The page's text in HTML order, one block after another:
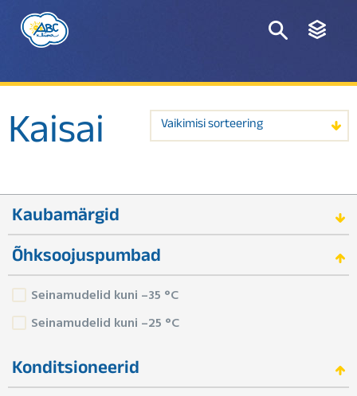
Kaisai Vaikimisi sorteering
Kaubamärgid
Õhksoojuspumbad
Seinamudelid kuni –35 °C
Seinamudelid kuni –25 °C
Konditsioneerid